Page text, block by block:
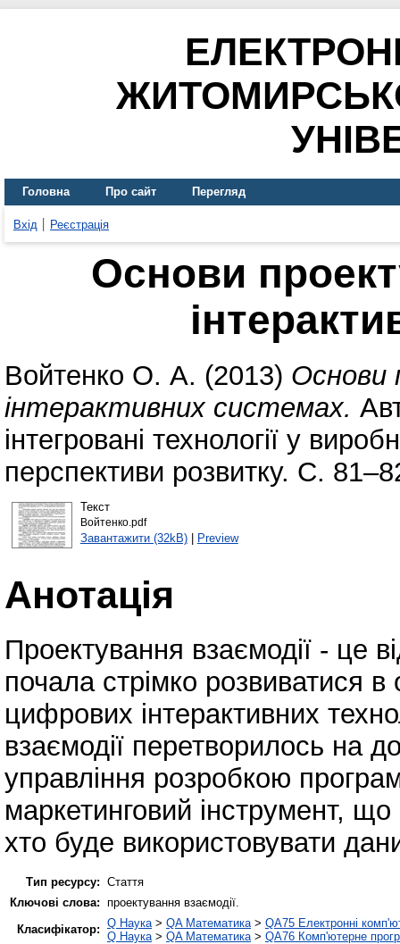
Головна Про сайт Перегляд
Вхід Реєстрація
Основи
Войтенко О. А. (2013) Основи
інтерактивних системах.
інтегровані технології у
перспективи розвитку. С.
Текст
Войтенко.pdf
Завантажити (32kB)| Preview
Анотація
Проектування взаємодії - це
почала стрімко розвиватися в
цифрових інтерактивних
взаємодії перетворилось на
управління розробкою
маркетинговий інструмент,
хто буде використовувати
Тип ресурсу: Стаття
Ключові слова: проектування взаємодії.
Класифікатор: Q Наука > QA Математика > QA75 Електронні
Q Наука > QA Математика > QA76 Комп'ютерне